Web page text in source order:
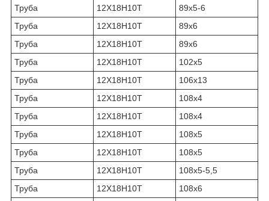
Труба 12Х18Н10Т
89х5-6
Труба
12Х18Н10Т
89х6
Труба
12Х18Н10Т
89х6
Труба
12Х18Н10Т
102х5
Труба
12Х18Н10Т
106х13
Труба
12Х18Н10Т
108х4
Труба
12Х18Н10Т
108х4
Труба
12Х18Н10Т
108х5
Труба
12Х18Н10Т
108х5
Труба
12Х18Н10Т
108х5-5,5
Труба
12Х18Н10Т
108х6